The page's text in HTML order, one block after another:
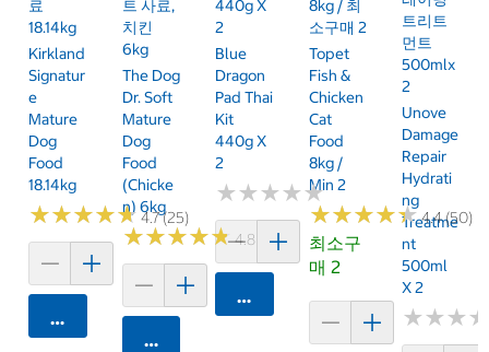
료
18.14kg
Kirkland
Signatur
E
Mature
Dog
Food
18.14kg
★★★★★
★★★★★ 4.7 (25)
카트에 담기
트 사료,
치킨
6kg
The Dog
Dr. Soft
Mature
Dog
Food
(Chicke
N) 6kg
★★★★★
★★★★★4.8 (8)
카트에 담기
440g X
2
Blue
Dragon
Pad Thai
Kit
440g X
2
★★★★★
★★★★★
카트에 담기
8kg / 최
소구매 2
Topet
Fish &
Chicken
Cat
Food
8kg /
Min 2
★★★★★
★★★★★4.4 (50)
최소구
매 2
트리트
먼트
500mlx
2
Unove
Damage
Repair
Hydrati
Ng
Treatme
Nt
500ml
X 2
★★★
★★★